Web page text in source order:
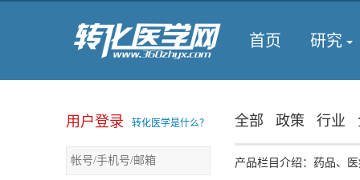
首页 研究
用户登录 转化医学是什么？ 全部 政策 行业
产品栏目介绍：药品、